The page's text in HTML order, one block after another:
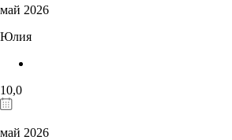
май 2026
Юлия
10,0
май 2026